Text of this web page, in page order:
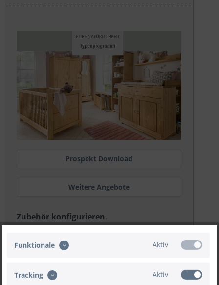
Prospekt Download
Weitere Angebote
Zubehör konfigurieren.
Jetzt konfigurieren
Funktionale Aktiv
Tracking Aktiv